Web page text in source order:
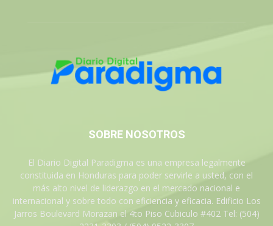
SOBRE NOSOTROS
El Diario Digital Paradigma es una empresa legalmente
constituida en Honduras para poder servirle a usted, con el
más alto nivel de liderazgo en el mercado nacional e
internacional y sobre todo con eficiencia y eficacia. Edificio Los
Jarros Boulevard Morazan el 4to Piso Cubiculo #402 Tel: (504)